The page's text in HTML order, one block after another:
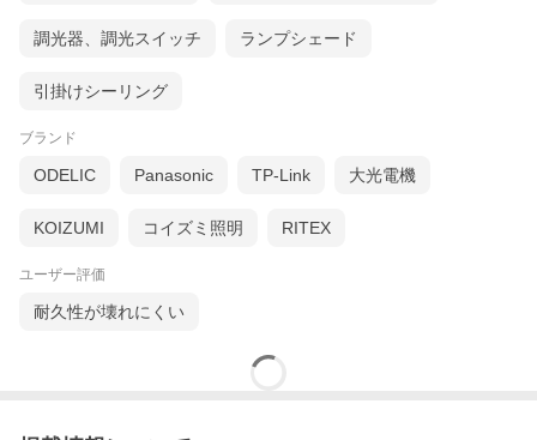
調光器、調光スイッチ ランプシェード
引掛けシーリング
ブランド
ODELIC Panasonic TP-Link 大光電機
KOIZUMI コイズミ照明 RITEX
ユーザー評価
耐久性が壊れにくい